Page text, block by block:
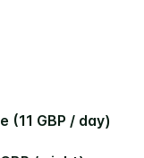
(11 GBP / day)